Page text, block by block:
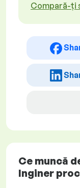
Compară-ți
Ce muncă
Inginer